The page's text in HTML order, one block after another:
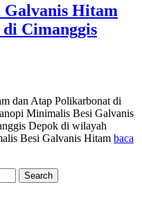
Hitam
Cimanggis
dan Atap Polikarbonat di
Minimalis Besi Galvanis
Depok di wilayah
Besi Galvanis Hitam baca